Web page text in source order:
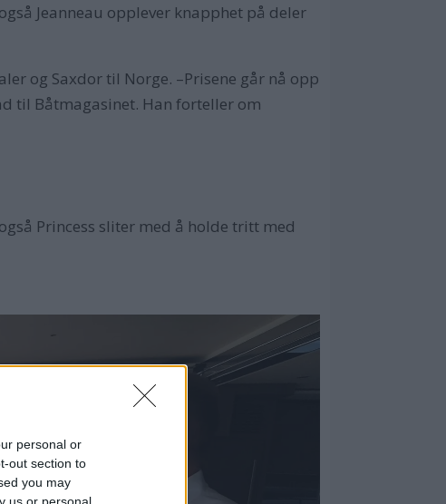
personal or
out section to
you may
us or personal
Jeanneau opplever knapphet på deler
og Saxdor til Norge. –Prisene går nå opp
til Båtmagasinet. Han forteller om
Princess sliter med å holde tritt med